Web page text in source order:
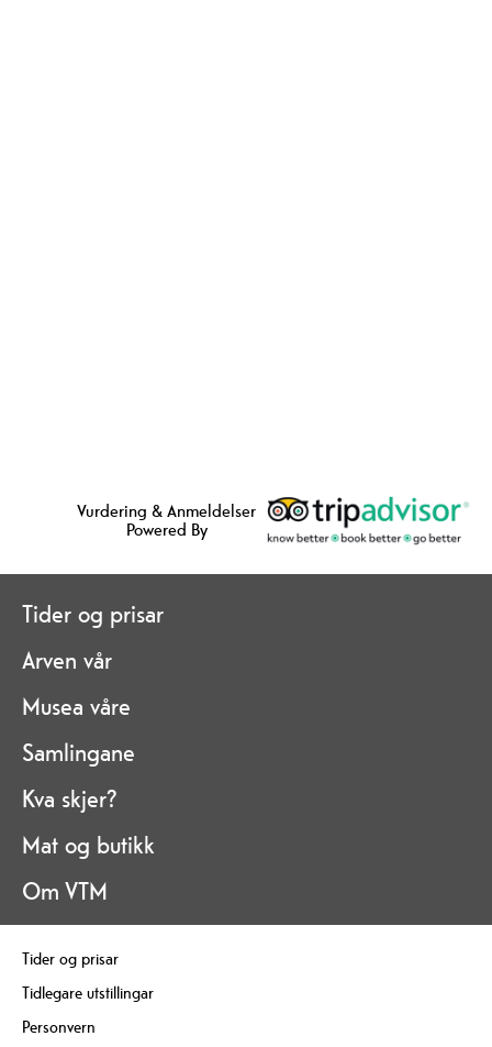
Vurdering & Anmeldelser
Powered By
Tider og prisar
Arven vår
Musea våre
Samlingane
Kva skjer?
Mat og butikk
Om VTM
Tider og prisar
Tidlegare utstillingar
Personvern